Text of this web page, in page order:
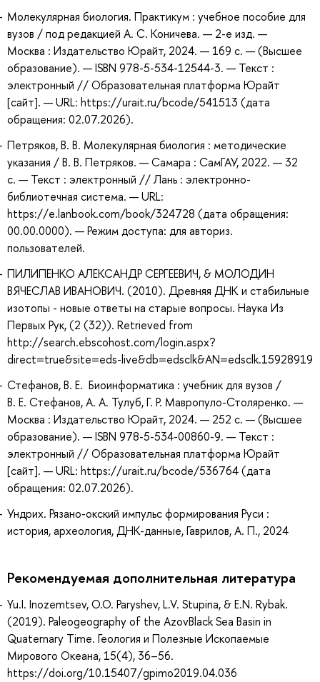
Молекулярная биология. Практикум : учебное пособие для
вузов / под редакцией А. С. Коничева. — 2-е изд. —
Москва : Издательство Юрайт, 2024. — 169 с. — (Высшее
образование). — ISBN 978-5-534-12544-3. — Текст :
электронный // Образовательная платформа Юрайт
[сайт]. — URL: https://urait.ru/bcode/541513 (дата
обращения: 02.07.2026).
Петряков, В. В. Молекулярная биология : методические
указания / В. В. Петряков. — Самара : СамГАУ, 2022. — 32
с. — Текст : электронный // Лань : электронно-
библиотечная система. — URL:
https://e.lanbook.com/book/324728 (дата обращения:
00.00.0000). — Режим доступа: для авториз.
пользователей.
ПИЛИПЕНКО АЛЕКСАНДР СЕРГЕЕВИЧ, & МОЛОДИН
ВЯЧЕСЛАВ ИВАНОВИЧ. (2010). Древняя ДНК и стабильные
изотопы - новые ответы на старые вопросы. Наука Из
Первых Рук, (2 (32)). Retrieved from
http://search.ebscohost.com/login.aspx?
direct=true&site=eds-live&db=edsclk&AN=edsclk.15928919
Стефанов, В. Е. Биоинформатика : учебник для вузов /
В. Е. Стефанов, А. А. Тулуб, Г. Р. Мавропуло-Столяренко. —
Москва : Издательство Юрайт, 2024. — 252 с. — (Высшее
образование). — ISBN 978-5-534-00860-9. — Текст :
электронный // Образовательная платформа Юрайт
[сайт]. — URL: https://urait.ru/bcode/536764 (дата
обращения: 02.07.2026).
Ундрих. Рязано-окский импульс формирования Руси :
история, археология, ДНК-данные, Гаврилов, А. П., 2024
Рекомендуемая дополнительная литература
Yu.I. Inozemtsev, O.O. Paryshev, L.V. Stupina, & E.N. Rybak.
(2019). Paleogeography of the Azov­Black Sea Basin in
Quaternary Time. Геология и Полезные Ископаемые
Мирового Океана, 15(4), 36–56.
https://doi.org/10.15407/gpimo2019.04.036